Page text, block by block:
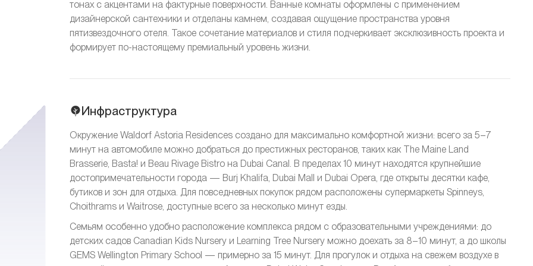
тонах с акцентами на фактурные поверхности. Ванные комнаты оформлены с применением
дизайнерской сантехники и отделаны камнем, создавая ощущение пространства уровня
пятизвездочного отеля. Такое сочетание материалов и стиля подчеркивает эксклюзивность проекта и
формирует по-настоящему премиальный уровень жизни.
Инфраструктура
Окружение Waldorf Astoria Residences создано для максимально комфортной жизни: всего за 5–7
минут на автомобиле можно добраться до престижных ресторанов, таких как The Maine Land
Brasserie, Basta! и Beau Rivage Bistro на Dubai Canal. В пределах 10 минут находятся крупнейшие
достопримечательности города — Burj Khalifa, Dubai Mall и Dubai Opera, где открыты десятки кафе,
бутиков и зон для отдыха. Для повседневных покупок рядом расположены супермаркеты Spinneys,
Choithrams и Waitrose, доступные всего за несколько минут езды.
Семьям особенно удобно расположение комплекса рядом с образовательными учреждениями: до
детских садов Canadian Kids Nursery и Learning Tree Nursery можно доехать за 8–10 минут, а до школы
GEMS Wellington Primary School — примерно за 15 минут. Для прогулок и отдыха на свежем воздухе в